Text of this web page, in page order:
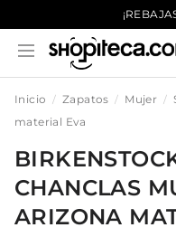
Inicio Zapatos Mujer
material Eva
CHANCLAS
ARIZONA